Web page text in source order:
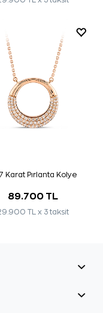
Karat Pırlanta Kolye
89.700 TL
TL x 3 taksit